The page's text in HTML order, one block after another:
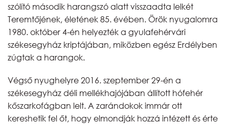
szólító második harangszó alatt visszaadta lelkét
Teremtőjének, életének 85. évében. Örök nyugalomra
1980. október 4-én helyezték a gyulafehérvári
székesegyház kriptájában, miközben egész Erdélyben
zúgtak a harangok.
Végső nyughelyre 2016. szeptember 29-én a
székesegyház déli mellékhajójában állított hófehér
kőszarkofágban lelt. A zarándokok immár ott
kereshetik fel őt, hogy elmondják hozzá intézett és érte